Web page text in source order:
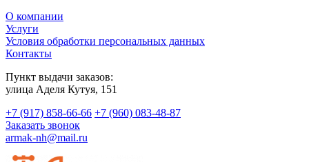
О компании
Услуги
Условия обработки персональных данных
Контакты
Пункт выдачи заказов:
​улица Аделя Кутуя, 151
+7 (917) 858-66-66 +7 (960) 083-48-87
Заказать звонок
armak-nh@mail.ru